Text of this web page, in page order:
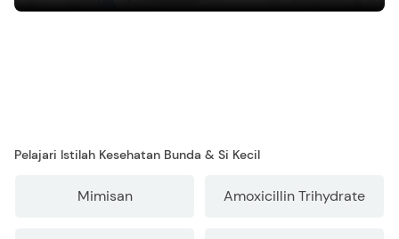
bagi pertumbuhan bayi.
Pelajari Istilah Kesehatan Bunda & Si Kecil
Mimisan Amoxicillin Trihydrate